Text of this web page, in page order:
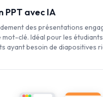
PPT avec IA
des présentations
mot-clé. Idéal pour les
ayant besoin de diapositives